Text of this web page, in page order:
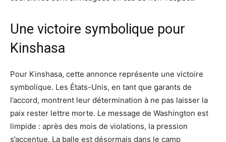
Une victoire symbolique pour
Kinshasa
Pour Kinshasa, cette annonce représente une victoire
symbolique. Les États-Unis, en tant que garants de
l’accord, montrent leur détermination à ne pas laisser la
paix rester lettre morte. Le message de Washington est
limpide : après des mois de violations, la pression
s’accentue. La balle est désormais dans le camp